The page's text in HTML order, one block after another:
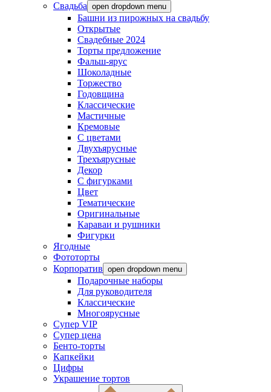
Свадьба open dropdown menu
Башни из пирожных на свадьбу
Открытые
Свадебные 2024
Торты предложение
Фальш-ярус
Шоколадные
Торжество
Годовщина
Классические
Мастичные
Кремовые
С цветами
Двухъярусные
Трехъярусные
Декор
С фигурками
Цвет
Тематические
Оригинальные
Караваи и рушники
Фигурки
Ягодные
Фототорты
Корпоратив open dropdown menu
Подарочные наборы
Для руководителя
Классические
Многоярусные
Супер VIP
Супер цена
Бенто-торты
Капкейки
Цифры
Украшение тортов